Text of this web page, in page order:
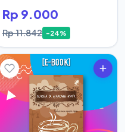
Rp 9.000
Rp 11.842 -24%